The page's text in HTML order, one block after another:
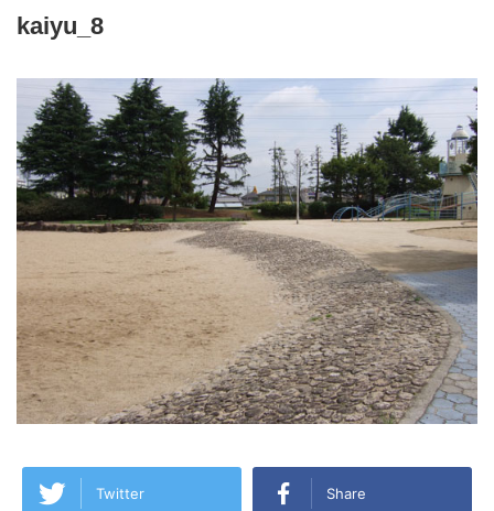
kaiyu_8
Twitter Share